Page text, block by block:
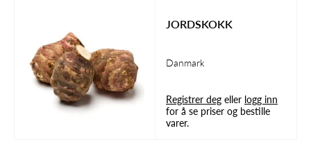
JORDSKOKK
Danmark
Registrer deg eller logg inn
for å se priser og bestille
varer.